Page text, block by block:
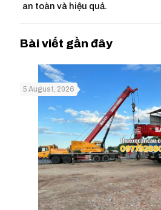
an toàn và hiệu quả.
5 August, 2026